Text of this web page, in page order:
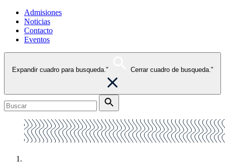
Admisiones
Noticias
Contacto
Eventos
Expandir cuadro para busqueda." Cerrar cuadro de busqueda."